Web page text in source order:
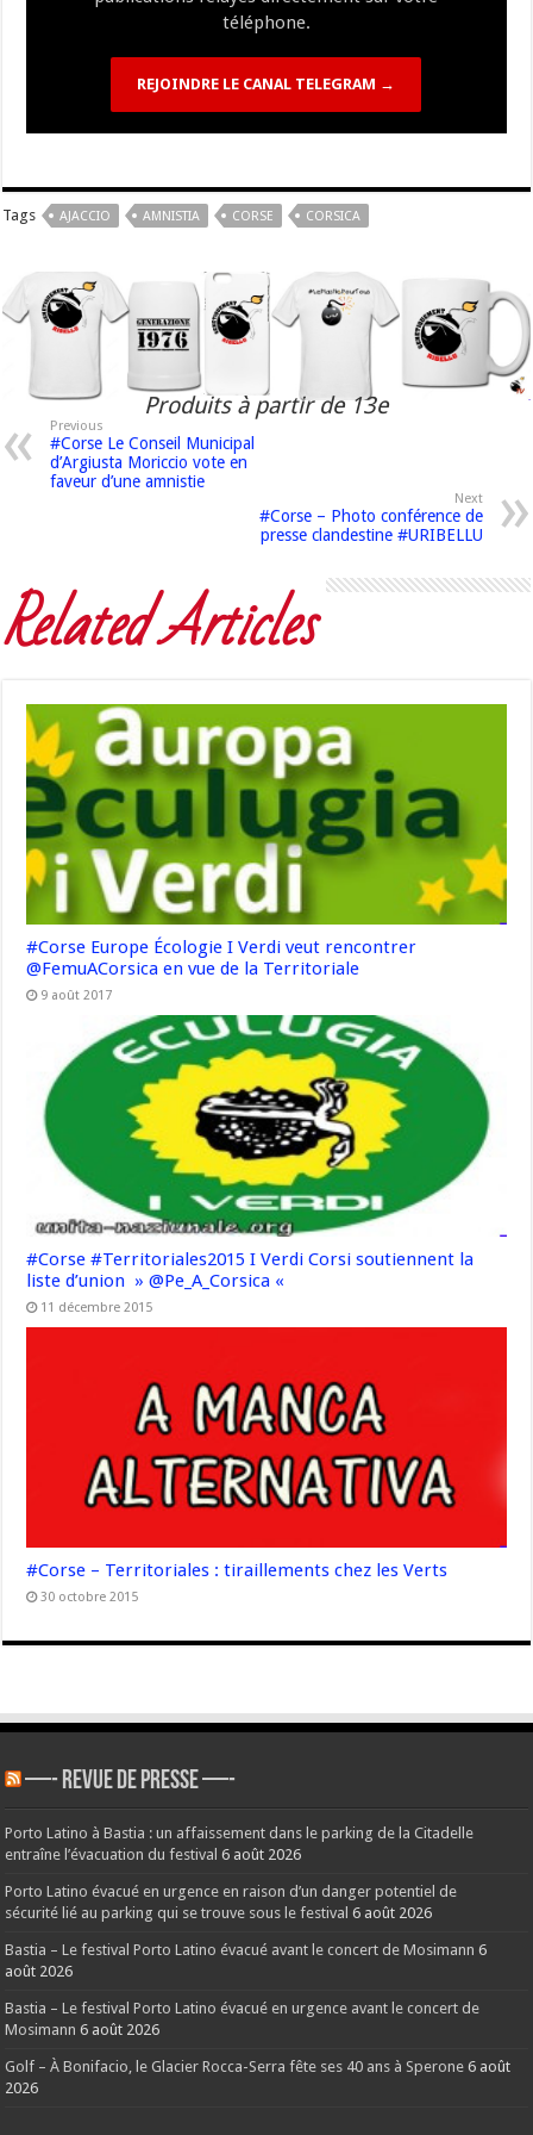
téléphone.
REJOINDRE LE CANAL TELEGRAM →
Tags AJACCIO AMNISTIA CORSE CORSICA
Produits à partir de 13e
Previous
#Corse Le Conseil Municipal
d’Argiusta Moriccio vote en
faveur d’une amnistie
Next
#Corse – Photo conférence de
presse clandestine #URIBELLU
Related Articles
#Corse Europe Écologie I Verdi veut rencontrer
@FemuACorsica en vue de la Territoriale
9 août 2017
#Corse #Territoriales2015 I Verdi Corsi soutiennent la
liste d’union » @Pe_A_Corsica «
11 décembre 2015
#Corse – Territoriales : tiraillements chez les Verts
30 octobre 2015
—- REVUE DE PRESSE —-
Porto Latino à Bastia : un affaissement dans le parking de la Citadelle
entraîne l’évacuation du festival 6 août 2026
Porto Latino évacué en urgence en raison d’un danger potentiel de
sécurité lié au parking qui se trouve sous le festival 6 août 2026
Bastia – Le festival Porto Latino évacué avant le concert de Mosimann 6
août 2026
Bastia – Le festival Porto Latino évacué en urgence avant le concert de
Mosimann 6 août 2026
Golf – À Bonifacio, le Glacier Rocca-Serra fête ses 40 ans à Sperone 6 août
2026